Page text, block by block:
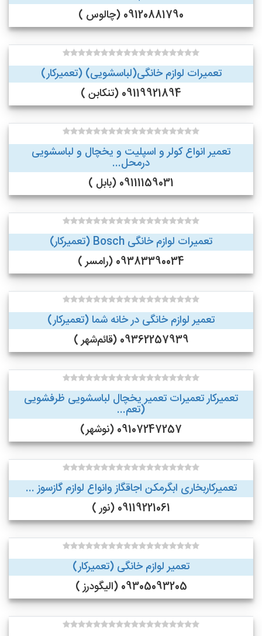
09120881790 (چالوس )
تعمیرات لوازم خانگی(لباسشویی) (تعمیرکار)
09119921894 (تنکابن )
تعمیر انواع کولر و اسپلیت و یخچال و لباسشویی
درمحل...
09111159031 (بابل )
تعمیرات لوازم خانگی Bosch (تعمیرکار)
09383390034 (رامسر )
تعمیر لوازم خانگی در خانه شما (تعمیرکار)
09362257939 (قائم‌شهر )
تعمیرکار تعمیرات تعمیر یخچال لباسشویی ظرفشویی
(تعم...
09107247257 (نوشهر)
تعمیرکاربخاری ابگرمکن اجاقگاز وانواع لوازم گازسوز ...
09119221061 (نور )
تعمیر لوازم خانگی (تعمیرکار)
09305093205 (الیگودرز )